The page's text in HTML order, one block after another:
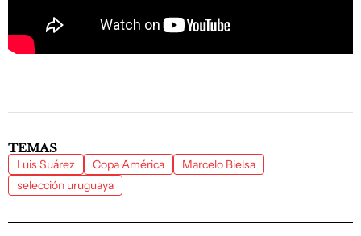
TEMAS
Luis Suárez Copa América
Marcelo Bielsa
selección uruguaya